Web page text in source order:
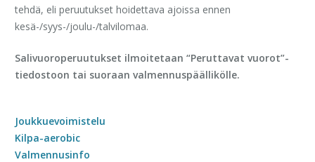
tehdä, eli peruutukset hoidettava ajoissa ennen
kesä-/syys-/joulu-/talvilomaa.
Salivuoroperuutukset ilmoitetaan “Peruttavat vuorot”-
tiedostoon tai suoraan valmennuspäällikölle.
Joukkuevoimistelu
Kilpa-aerobic
Valmennusinfo